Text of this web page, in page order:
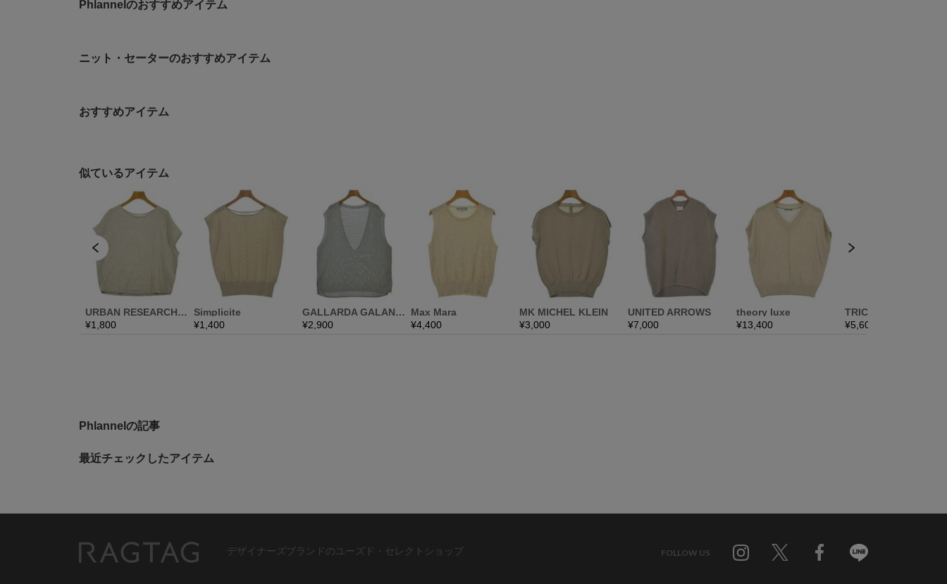
Phlannelのおすすめアイテム
ニット・セーターのおすすめアイテム
おすすめアイテム
Phlannelの記事
最近チェックしたアイテム
デザイナーズブランドのユーズド・セレクトショップ FOLLOW US